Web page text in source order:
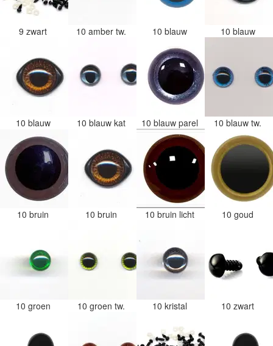
9 zwart 10 amber tw. 10 blauw 10 blauw
10 blauw 10 blauw kat 10 blauw parel 10 blauw tw.
10 bruin 10 bruin 10 bruin licht 10 goud
10 groen 10 groen tw. 10 kristal 10 zwart